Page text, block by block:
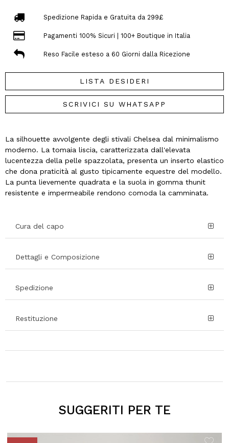
Spedizione Rapida e Gratuita da 299£
Pagamenti 100% Sicuri | 100+ Boutique in Italia
Reso Facile esteso a 60 Giorni dalla Ricezione
LISTA DESIDERI
SCRIVICI SU WHATSAPP
La silhouette avvolgente degli stivali Chelsea dal minimalismo
moderno. La tomaia liscia, caratterizzata dall'elevata
lucentezza della pelle spazzolata, presenta un inserto elastico
che dona praticità al gusto tipicamente equestre del modello.
La punta lievemente quadrata e la suola in gomma thunit
resistente e impermeabile rendono comoda la camminata.
Cura del capo
Dettagli e Composizione
Spedizione
Restituzione
SUGGERITI PER TE